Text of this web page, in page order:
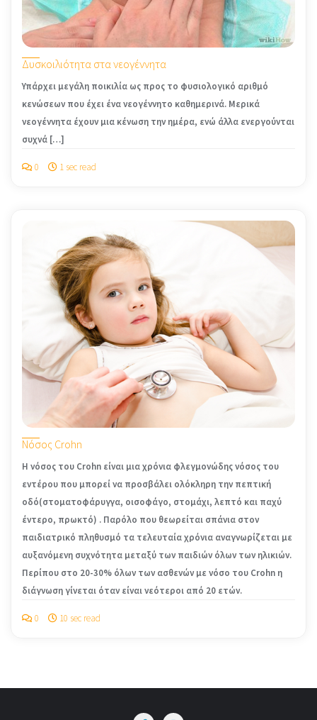
Δυσκοιλιότητα στα νεογέννητα
Υπάρχει μεγάλη ποικιλία ως προς το φυσιο­λογικό αριθμό
κενώσεων που έχει ένα νεο­γέννητο καθημερινά. Μερικά
νεογέννητα έχουν μια κένωση την ημέρα, ενώ άλλα ενερ­γούνται
συχνά […]
0 1 sec read
Νόσος Crohn
Η νόσος του Crohn είναι μια χρόνια φλεγμονώδης νόσος του
εντέρου που μπορεί να προσβάλει ολόκληρη την πεπτική
οδό(στοματοφάρυγγα, οισοφάγο, στομάχι, λεπτό και παχύ
έντερο, πρωκτό) . Παρόλο που θεωρείται σπάνια στον
παιδιατρικό πληθυσμό τα τελευταία χρόνια αναγνωρίζεται με
αυξανόμενη συχνότητα μεταξύ των παιδιών όλων των ηλικιών.
Περίπου στο 20-30% όλων των ασθενών με νόσο του Crohn η
διάγνωση γίνεται όταν είναι νεότεροι από 20 ετών.
0 10 sec read